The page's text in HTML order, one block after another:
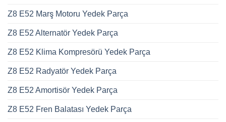
Z8 E52 Marş Motoru Yedek Parça
Z8 E52 Alternatör Yedek Parça
Z8 E52 Klima Kompresörü Yedek Parça
Z8 E52 Radyatör Yedek Parça
Z8 E52 Amortisör Yedek Parça
Z8 E52 Fren Balatası Yedek Parça